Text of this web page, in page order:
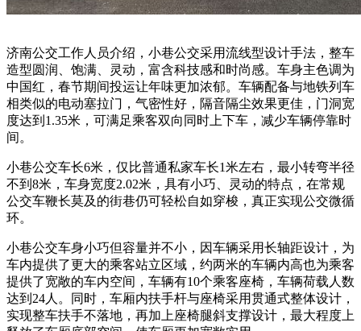
济南公交工作人员介绍，小巷公交采用流线型设计手法，整车
造型圆润、饱满、灵动，富含科技感和时尚感。车身主色调为
中国红，春节期间投运让年味更加浓郁。车辆配备与地铁列车
相类似的电动塞拉门，气密性好，隔音隔尘效果更佳，门洞宽
度达到1.35米，可满足乘客双向同时上下车，减少车辆停靠时
间。
小巷公交车长6米，仅比普通私家车长1米左右，最小转弯半径
不到8米，车身宽度2.02米，具有小巧、灵动的特点，在常规
公交车鞭长莫及的街巷仍可轻松自如穿梭，真正实现公交微循
环。
小巷公交车身小巧但容量并不小，因车辆采用长轴距设计，为
车内提供了更大的乘客站立区域，约两米的车辆内高也为乘客
提供了宽敞的车内空间，车辆有10个乘客座椅，车辆荷载人数
达到24人。同时，车厢内扶手杆与座椅采用贯通式整体设计，
实现整车扶手不落地，再加上座椅腿斜支撑设计，最大程度上